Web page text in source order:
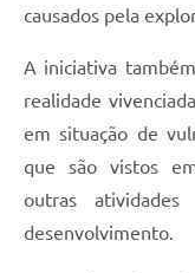
causados pela
A iniciativa
realidade
em situação de
que são vistos
outras
desenvolvimento.